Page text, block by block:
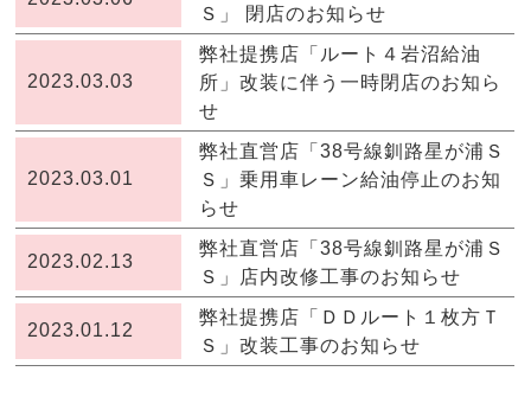
Ｓ」 閉店のお知らせ
2023.03.03
弊社提携店「ルート４岩沼給油
所」改装に伴う一時閉店のお知ら
せ
2023.03.01
弊社直営店「38号線釧路星が浦Ｓ
Ｓ」乗用車レーン給油停止のお知
らせ
2023.02.13
弊社直営店「38号線釧路星が浦Ｓ
Ｓ」店内改修工事のお知らせ
2023.01.12
弊社提携店「ＤＤルート１枚方Ｔ
Ｓ」改装工事のお知らせ